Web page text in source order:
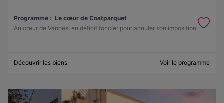
Programme : Le cœur de Coatparquet
Au cœur de Vannes, en déficit foncier pour annuler son imposition
Découvrir les biens Voir le programme